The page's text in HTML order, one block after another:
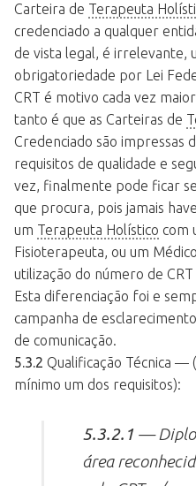
Carteira de Terapeuta
credenciado a qualquer
de vista legal, é irrelevante,
obrigatoriedade por Lei
CRT é motivo cada vez
tanto é que as Carteiras de
Credenciado são impressas
requisitos de qualidade e
vez, finalmente pode ficar
que procura, pois jamais
um Terapeuta Holístico com
Fisioterapeuta, ou um
utilização do número de
Esta diferenciação foi e
campanha de
de comunicação.
5.3.2 Qualificação Técnica
mínimo um dos requisitos):
5.3.2.1 —
área